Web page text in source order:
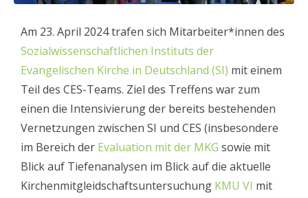
Am 23. April 2024 trafen sich Mitarbeiter*innen des
Sozialwissenschaftlichen Instituts der
Evangelischen Kirche in Deutschland (SI) mit einem
Teil des CES-Teams. Ziel des Treffens war zum
einen die Intensivierung der bereits bestehenden
Vernetzungen zwischen SI und CES (insbesondere
im Bereich der Evaluation mit der MKG sowie mit
Blick auf Tiefenanalysen im Blick auf die aktuelle
Kirchenmitgleidschaftsuntersuchung KMU VI mit